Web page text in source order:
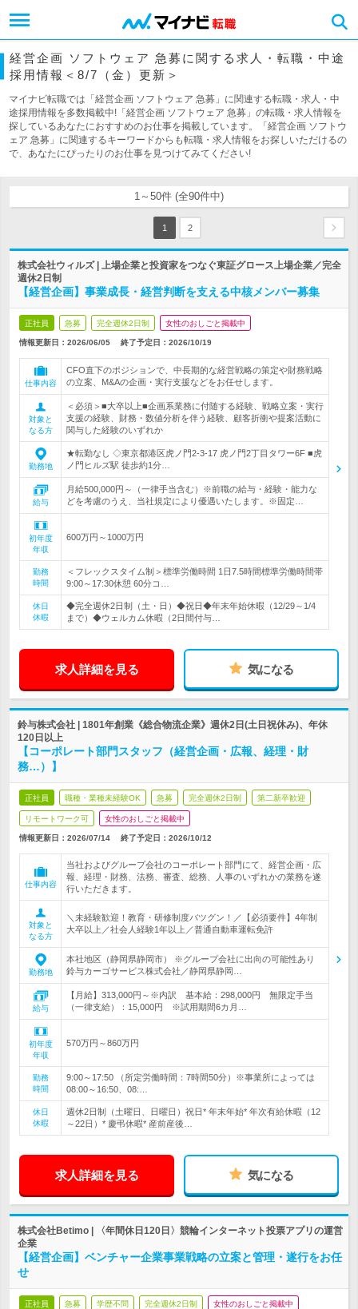
経営企画 ソフトウェア 急募に関する求人・転職・中途
採用情報＜8/7（金）更新＞
マイナビ転職では「経営企画 ソフトウェア 急募」に関連する転職・求人・中
途採用情報を多数掲載中!「経営企画 ソフトウェア 急募」の転職・求人情報を
探しているあなたにおすすめのお仕事を掲載しています。「経営企画 ソフトウ
ェア 急募」に関連するキーワードからも転職・求人情報をお探しいただけるの
で、あなたにぴったりのお仕事を見つけてみてください!
1～50件 (全90件中)
1 2
株式会社ウィルズ | 上場企業と投資家をつなぐ東証グロース上場企業／完全
週休2日制
【経営企画】事業成長・経営判断を支える中核メンバー募集
正社員 急募 完全週休2日制 女性のおしごと掲載中
情報更新日：2026/06/05 終了予定日： 2026/10/19
仕事内容
CFO直下のポジションで、中長期的な経営戦略の策定や財務戦略
の立案、M&Aの企画・実行支援などをお任せします。
対象と
なる方
＜必須＞■大卒以上■企画系業務に付随する経験、戦略立案・実行
支援の経験、財務・数値分析を伴う経験、顧客折衝や提案活動に
関与した経験のいずれか
勤務地
★転勤なし ◇東京都港区虎ノ門2-3-17 虎ノ門2丁目タワー6F ■虎
ノ門ヒルズ駅 徒歩約1分…
給与
月給500,000円～（一律手当含む）※前職の給与・経験・能力な
どを考慮のうえ、当社規定により優遇いたします。※固定…
初年度
年収
600万円～1000万円
勤務
時間
＜フレックスタイム制＞標準労働時間 1日7.5時間標準労働時間帯
9:00～17:30休憩 60分コ…
休日
休暇
◆完全週休2日制（土・日）◆祝日◆年末年始休暇（12/29～1/4
まで）◆ウェルカム休暇（2日間付与…
求人詳細を見る 気になる
鈴与株式会社 | 1801年創業《総合物流企業》週休2日(土日祝休み)、年休
120日以上
【コーポレート部門スタッフ（経営企画・広報、経理・財
務…）】
正社員 職種・業種未経験OK 急募 完全週休2日制 第二新卒歓迎
リモートワーク可 女性のおしごと掲載中
情報更新日：2026/07/14 終了予定日： 2026/10/12
仕事内容
当社およびグループ会社のコーポレート部門にて、経営企画・広
報、経理・財務、法務、審査、総務、人事のいずれかの業務を遂
行いただきます。
対象と
なる方
＼未経験歓迎！教育・研修制度バツグン！／【必須要件】4年制
大卒以上／社会人経験1年以上／普通自動車運転免許
勤務地
本社地区（静岡県静岡市） ※グループ会社に出向の可能性あり
鈴与カーゴサービス株式会社／静岡県静岡…
給与
【月給】313,000円～※内訳 基本給：298,000円 無限定手当
（一律支給）：15,000円 ※試用期間6カ月…
初年度
年収
570万円～860万円
勤務
時間
9:00～17:50 （所定労働時間：7時間50分）※事業所によっては
08:00～16:50、08:…
休日
休暇
週休2日制（土曜日、日曜日）祝日* 年末年始* 年次有給休暇（12
～22日）* 慶弔休暇* 産前産後…
求人詳細を見る 気になる
株式会社Betimo | 〈年間休日120日〉競輪インターネット投票アプリの運営
企業
【経営企画】ベンチャー企業事業戦略の立案と管理・遂行をお任
せ
正社員 急募 学歴不問 完全週休2日制 女性のおしごと掲載中